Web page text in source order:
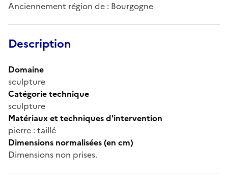
Anciennement région de : Bourgogne
Description
Domaine
sculpture
Catégorie technique
sculpture
Matériaux et techniques d'intervention
pierre : taillé
Dimensions normalisées (en cm)
Dimensions non prises.